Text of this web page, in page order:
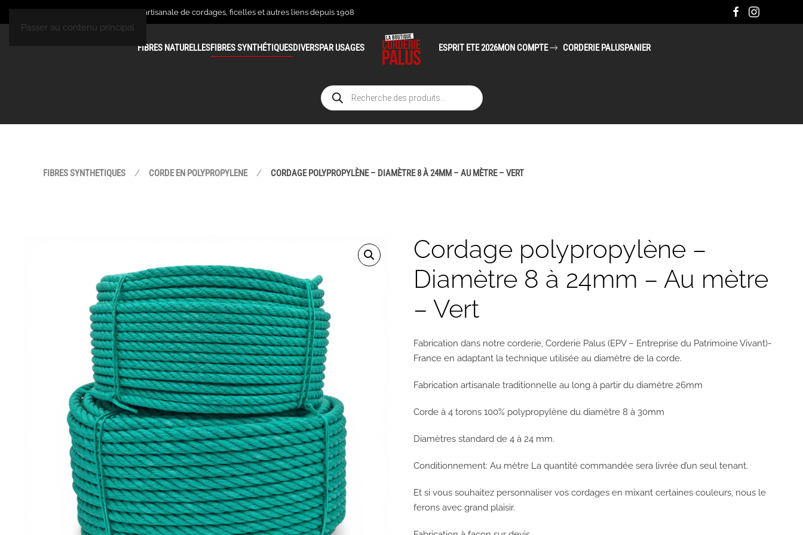
Passer au contenu principal
La Corderie Palus, fabrique artisanale de cordages, ficelles et autres liens depuis 1908
FIBRES NATURELLESFIBRES SYNTHÉTIQUESDIVERSPAR USAGES ESPRIT ETE 2026MON COMPTE CORDERIE PALUSPANIER
Recherche
de
produits
FIBRES SYNTHETIQUES CORDE EN POLYPROPYLENE CORDAGE POLYPROPYLÈNE – DIAMÈTRE 8 À 24MM – AU MÈTRE – VERT
Cordage polypropylène –
Diamètre 8 à 24mm – Au mètre
– Vert
Fabrication dans notre corderie, Corderie Palus (EPV – Entreprise du Patrimoine Vivant)-
France en adaptant la technique utilisée au diamètre de la corde.
Fabrication artisanale traditionnelle au long à partir du diamètre 26mm
Corde à 4 torons 100% polypropylène du diamètre 8 à 30mm
Diamètres standard de 4 à 24 mm.
Conditionnement: Au mètre La quantité commandée sera livrée d’un seul tenant.
Et si vous souhaitez personnaliser vos cordages en mixant certaines couleurs, nous le
ferons avec grand plaisir.